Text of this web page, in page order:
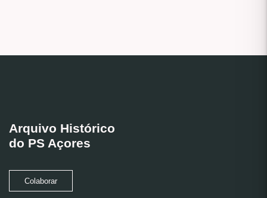
Arquivo Histórico
do PS Açores
Colaborar